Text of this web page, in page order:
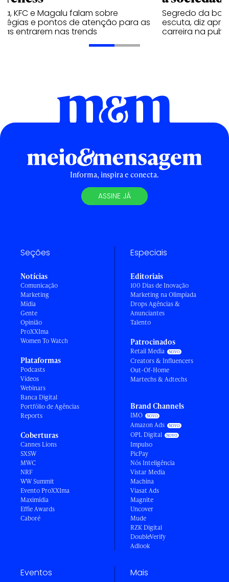
KFC e Magalu falam sobre
e pontos de atenção para as
entrarem nas trends
Segredo da
escuta, diz
carreira na
Informa, inspira e conecta.
ASSINE JÁ
Seções
Notícias
Comunicação
Marketing
Mídia
Gente
Opinião
ProXXIma
Women To Watch
Plataformas
Podcasts
Vídeos
Webinars
Banca Digital
Portfólio de Agências
Reports
Coberturas
Cannes Lions
SXSW
MWC
NRF
WW Summit
Evento ProXXIma
Maximídia
Effie Awards
Caboré
Especiais
Editoriais
100 Dias de Inovação
Marketing na Olimpíada
Drops Agências &
Anunciantes
Talento
Patrocinados
Retail Media
Creators & Influencers
Out-Of-Home
Martechs & Adtechs
Brand Channels
IMO
Amazon Ads
OPL Digital
Impulso
PicPay
Nós Inteligência
Vistar Media
Machina
Viasat Ads
Magnite
Uncover
Mude
RZK Digital
DoubleVerify
Adlook
Eventos Mais